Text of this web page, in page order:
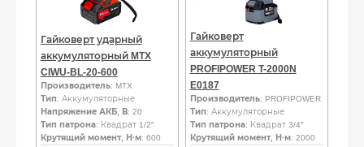
Гайковерт ударный
аккумуляторный MTX
CIWU-BL-20-600
Производитель: MTX
Тип: Аккумуляторные
Напряжение АКБ, В: 20
Тип патрона: Квадрат 1/2″
Крутящий момент, Н·м: 600
Гайковерт
аккумуляторный
PROFIPOWER T-2000N
E0187
Производитель: PROFIPOWER
Тип: Аккумуляторные
Тип патрона: Квадрат 3/4″
Крутящий момент, Н·м: 2000